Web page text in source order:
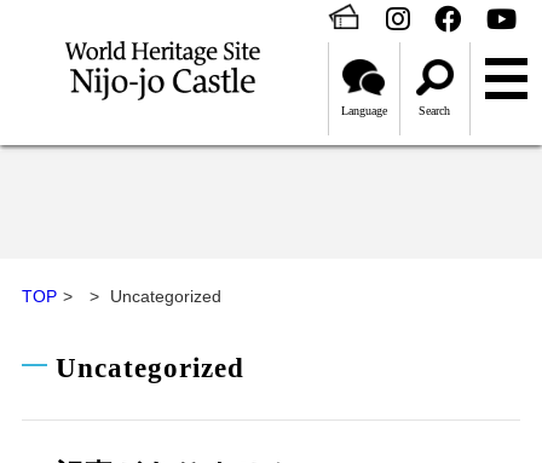
Language Search
TOP Uncategorized
Uncategorized